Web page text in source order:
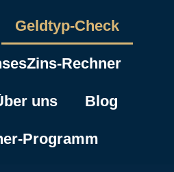
Geldtyp-Check
Rechner
uns Blog
Programm